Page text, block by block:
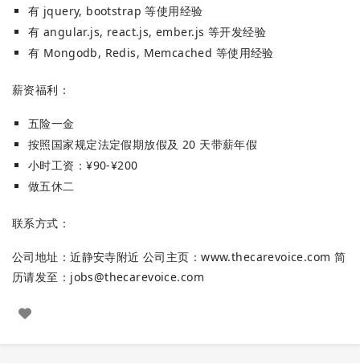
有 jquery, bootstrap 等使用经验
有 angular.js, react.js, ember.js 等开发经验
有 Mongodb, Redis, Memcached 等使用经验
薪资福利：
五险一金
按照国家规定法定假期放假及 20 天带薪年假
小时工资：¥90-¥200
做五休二
联系方式：
公司地址：近静安寺附近 公司主页：www.thecarevoice.com 简
历请发至： jobs@thecarevoice.com